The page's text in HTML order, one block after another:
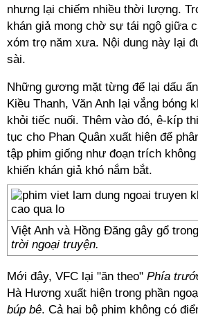
nhưng lại chiếm nhiều thời lượng.
khán giả mong chờ sự tái ngộ giữa
xóm trọ năm xưa. Nội dung này lại
sài.
Những gương mặt từng để lại dấu
Kiều Thanh, Văn Anh lại vắng bóng
khỏi tiếc nuối. Thêm vào đó, ê-kíp
tục cho Phan Quân xuất hiện để
tập phim giống như đoạn trích
khiến khán giả khó nắm bắt.
Việt Anh và Hồng Đăng gây gổ trong
trời ngoại truyện.
Mới đây, VFC lại "ăn theo" Phía
Hà Hương xuất hiện trong phần
búp bê. Cả hai bộ phim không có